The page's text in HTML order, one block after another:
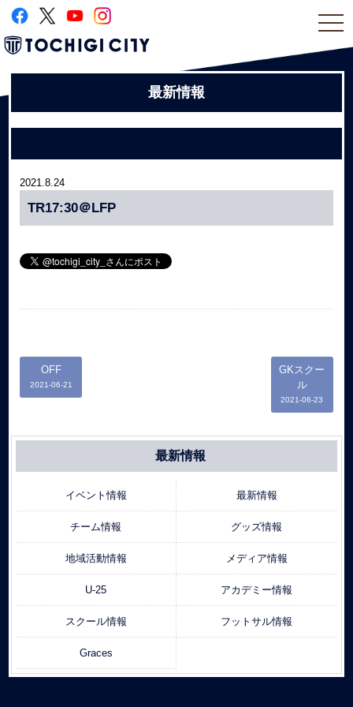
最新情報
2021.8.24
TR17:30＠LFP
OFF
2021-06-21
GKスクー
ル
2021-06-23
最新情報
イベント情報 最新情報
チーム情報 グッズ情報
地域活動情報 メディア情報
U-25 アカデミー情報
スクール情報 フットサル情報
Graces